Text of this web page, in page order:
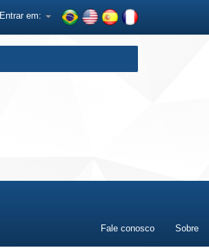
Entrar em:
Fale conosco Sobre